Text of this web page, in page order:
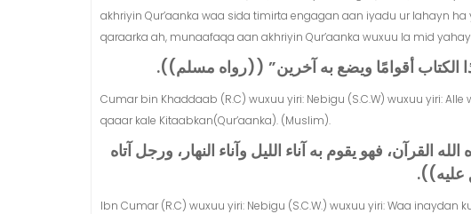
akhriyin Qur’aanka waa sida timirta engagan aan iyadu ur lahayn
qaraarka ah, munaafaqa aan akhriyin Qur’aanka wuxuu la mid
الكتاب أقوامًا ويضع به آخرين‏”‏ ‏(‏‏(‏رواه مسلم‏)‏‏)‏‏.‏
Cumar bin Khaddaab (R.C) wuxuu yiri: Nebigu (S.C.W) wuxuu yiri:
qaaar kale Kitaabkan(Qur’aanka). (Muslim).
فهو يقوم به آناء الليل وآناء النهار، ورجل آتاه
عليه‏)‏‏)‏‏.
Ibn Cumar (R.C) wuxuu yiri: Nebigu (S.C.W.) wuxuu yiri: Waa